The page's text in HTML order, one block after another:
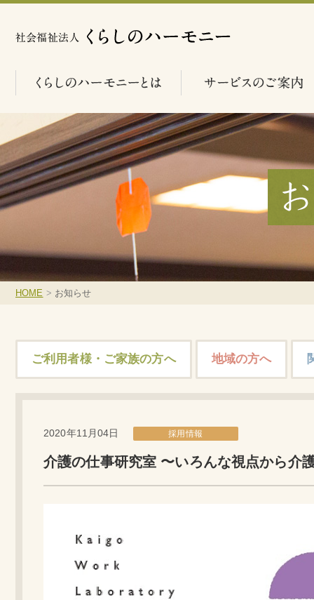
HOME > お知らせ
ご利用者様・ご家族の方へ 地域の方へ
2020年11月04日 採用情報
介護の仕事研究室 〜いろんな視点から介